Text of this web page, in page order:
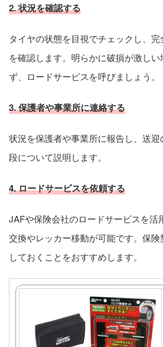
2. 状況を確認する
タイヤの状態を目視でチェックし、
を確認します。明らかに破損が激し
ず、ロードサービスを呼びましょう。
3. 保護者や事業所に連絡する
状況を保護者や事業所に報告し、送
段について説明します。
4. ロードサービスを依頼する
JAFや保険会社のロードサービスを活
交換やレッカー移動が可能です。保
しておくことをおすすめします。